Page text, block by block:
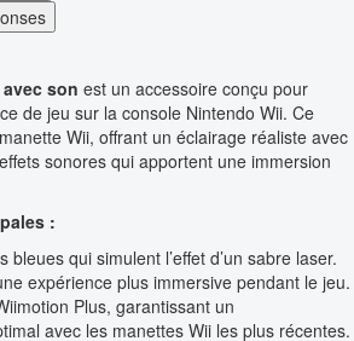
son est un accessoire conçu pour
de jeu sur la console Nintendo Wii. Ce
Wii, offrant un éclairage réaliste avec
sonores qui apportent une immersion
:
bleues qui simulent l’effet d’un sabre laser.
expérience plus immersive pendant le jeu.
Plus, garantissant un
avec les manettes Wii les plus récentes.